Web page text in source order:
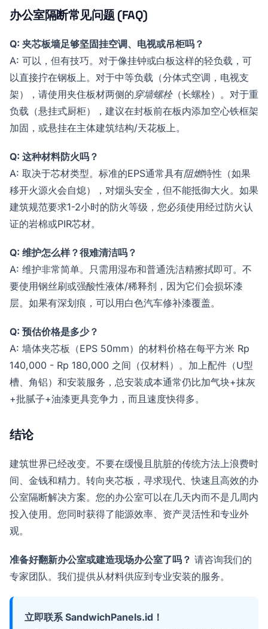
办公室隔断常见问题 (FAQ)
Q: 夹芯板墙足够坚固挂空调、电视或吊柜吗？
A: 可以，但有技巧。对于像挂钟或白板这样的轻负载，可
以直接拧在钢板上。对于中等负载（分体式空调，电视支
架），请使用夹住板材两侧的穿墙螺栓（长螺栓）。对于重
负载（悬挂式厨柜），建议在封板前在板内添加空心铁框架
加固，或悬挂在主体建筑结构/天花板上。
Q: 这种材料防火吗？
A: 取决于芯材类型。标准的EPS通常具有阻燃特性（如果
移开火源火会自熄），对烟头安全，但不能抵御大火。如果
建筑规范要求1-2小时的防火等级，您必须使用经过防火认
证的岩棉或PIR芯材。
Q: 维护怎么样？很难清洁吗？
A: 维护非常简单。只需用湿布和普通洗洁精擦拭即可。不
要使用钢丝刷或强酸性液体/稀释剂，因为它们会损坏漆
层。如果有深划痕，可以用白色汽车修补漆覆盖。
Q: 预估价格是多少？
A: 墙体夹芯板（EPS 50mm）的材料价格在每平方米 Rp
140,000 - Rp 180,000 之间（仅材料）。加上配件（U型
槽、角铝）和安装服务，总安装成本通常仍比加气块+抹灰
+批腻子+油漆更具竞争力，而且速度快得多。
结论
建筑世界已经改变。不要在缓慢且肮脏的传统方法上浪费时
间、金钱和精力。转向夹芯板，寻求现代、快速且高效的办
公室隔断解决方案。您的办公室可以在几天内而不是几周内
投入使用。您同时获得了能源效率、资产灵活性和专业外
观。
准备好翻新办公室或建造现场办公室了吗？ 请咨询我们的
专家团队。我们提供从材料供应到专业安装的服务。
立即联系 SandwichPanels.id！